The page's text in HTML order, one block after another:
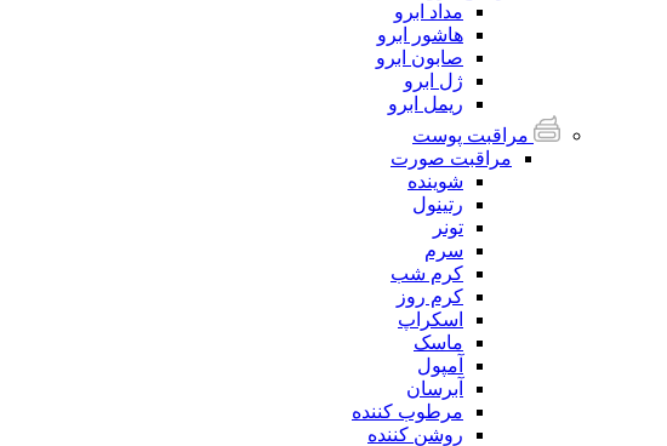
مداد ابرو
هاشور ابرو
صابون ابرو
ژل ابرو
ریمل ابرو
مراقبت پوست
مراقبت صورت
شوینده
رتینول
تونر
سرم
کرم شب
کرم روز
اسکراپ
ماسک
آمپول
آبرسان
مرطوب کننده
روشن کننده